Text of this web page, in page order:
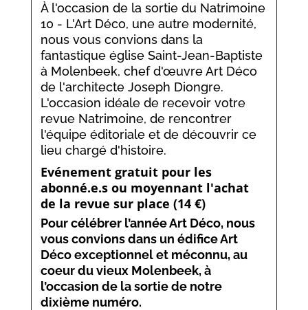
À l'occasion de la sortie du Natrimoine
10 - L'Art Déco, une autre modernité,
nous vous convions dans la
fantastique église Saint-Jean-Baptiste
à Molenbeek, chef d'œuvre Art Déco
de l'architecte Joseph Diongre.
L'occasion idéale de recevoir votre
revue Natrimoine, de rencontrer
l'équipe éditoriale et de découvrir ce
lieu chargé d'histoire.
Evénement gratuit pour les
abonné.e.s ou moyennant l'achat
de la revue sur place (14 €)
Pour célébrer l’année Art Déco, nous
vous convions dans un édifice Art
Déco exceptionnel et méconnu, au
coeur du vieux Molenbeek, à
l’occasion de la sortie de notre
dixième numéro.